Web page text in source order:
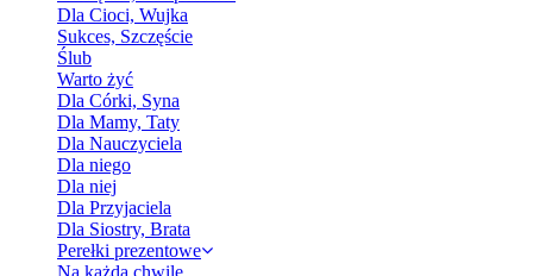
Dla Cioci, Wujka
Sukces, Szczęście
Ślub
Warto żyć
Dla Córki, Syna
Dla Mamy, Taty
Dla Nauczyciela
Dla niego
Dla niej
Dla Przyjaciela
Dla Siostry, Brata
Perełki prezentowe
Na każdą chwilę